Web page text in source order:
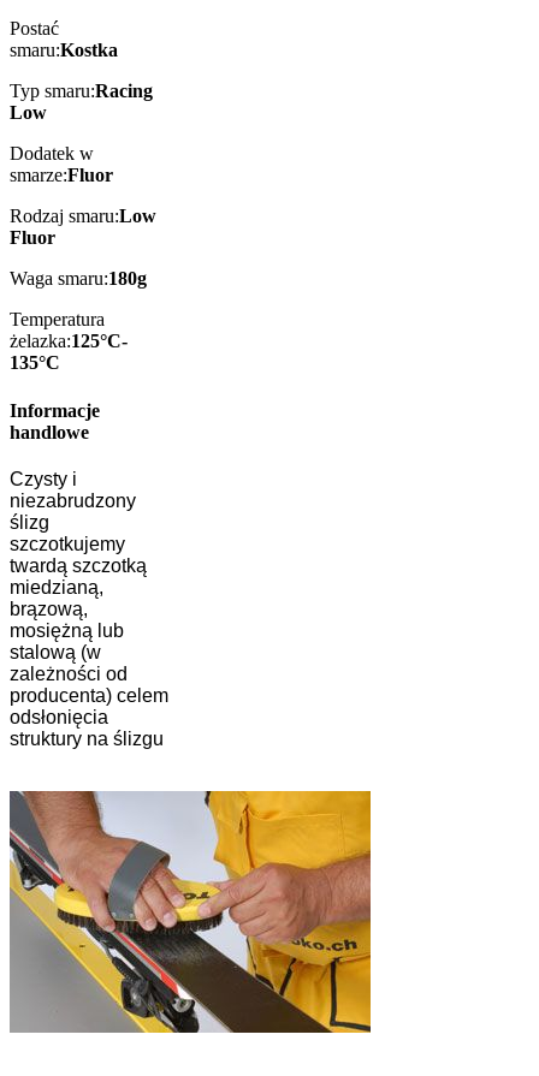
Postać
smaru:Kostka
Typ smaru:Racing
Low
Dodatek w
smarze:Fluor
Rodzaj smaru:Low
Fluor
Waga smaru:180g
Temperatura
żelazka:125°C-
135°C
Informacje
handlowe
Czysty i
niezabrudzony
ślizg
szczotkujemy
twardą szczotką
miedzianą,
brązową,
mosiężną lub
stalową (w
zależności od
producenta) celem
odsłonięcia
struktury na ślizgu